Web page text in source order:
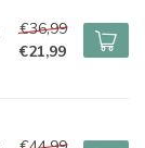
€36,99
€21,99